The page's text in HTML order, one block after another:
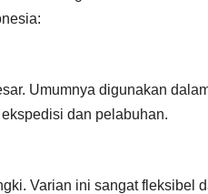
Umumnya digunakan
dan pelabuhan.
Varian ini sangat fleksibel